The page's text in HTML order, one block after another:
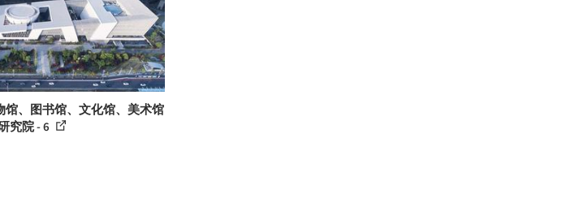
馆、图书馆、文化馆、美术馆
究院 - 6